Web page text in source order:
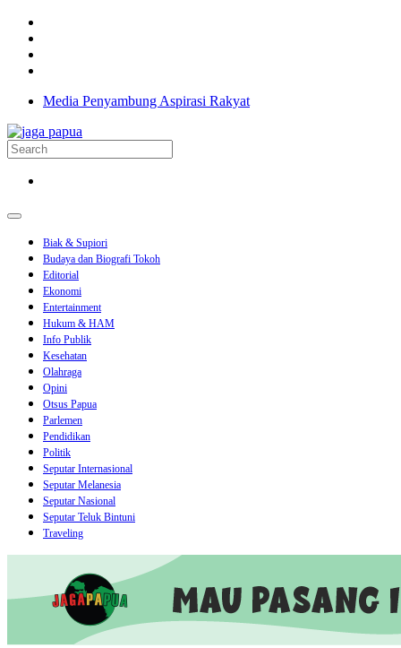
Media Penyambung Aspirasi Rakyat
Biak & Supiori
Budaya dan Biografi Tokoh
Editorial
Ekonomi
Entertainment
Hukum & HAM
Info Publik
Kesehatan
Olahraga
Opini
Otsus Papua
Parlemen
Pendidikan
Politik
Seputar Internasional
Seputar Melanesia
Seputar Nasional
Seputar Teluk Bintuni
Traveling